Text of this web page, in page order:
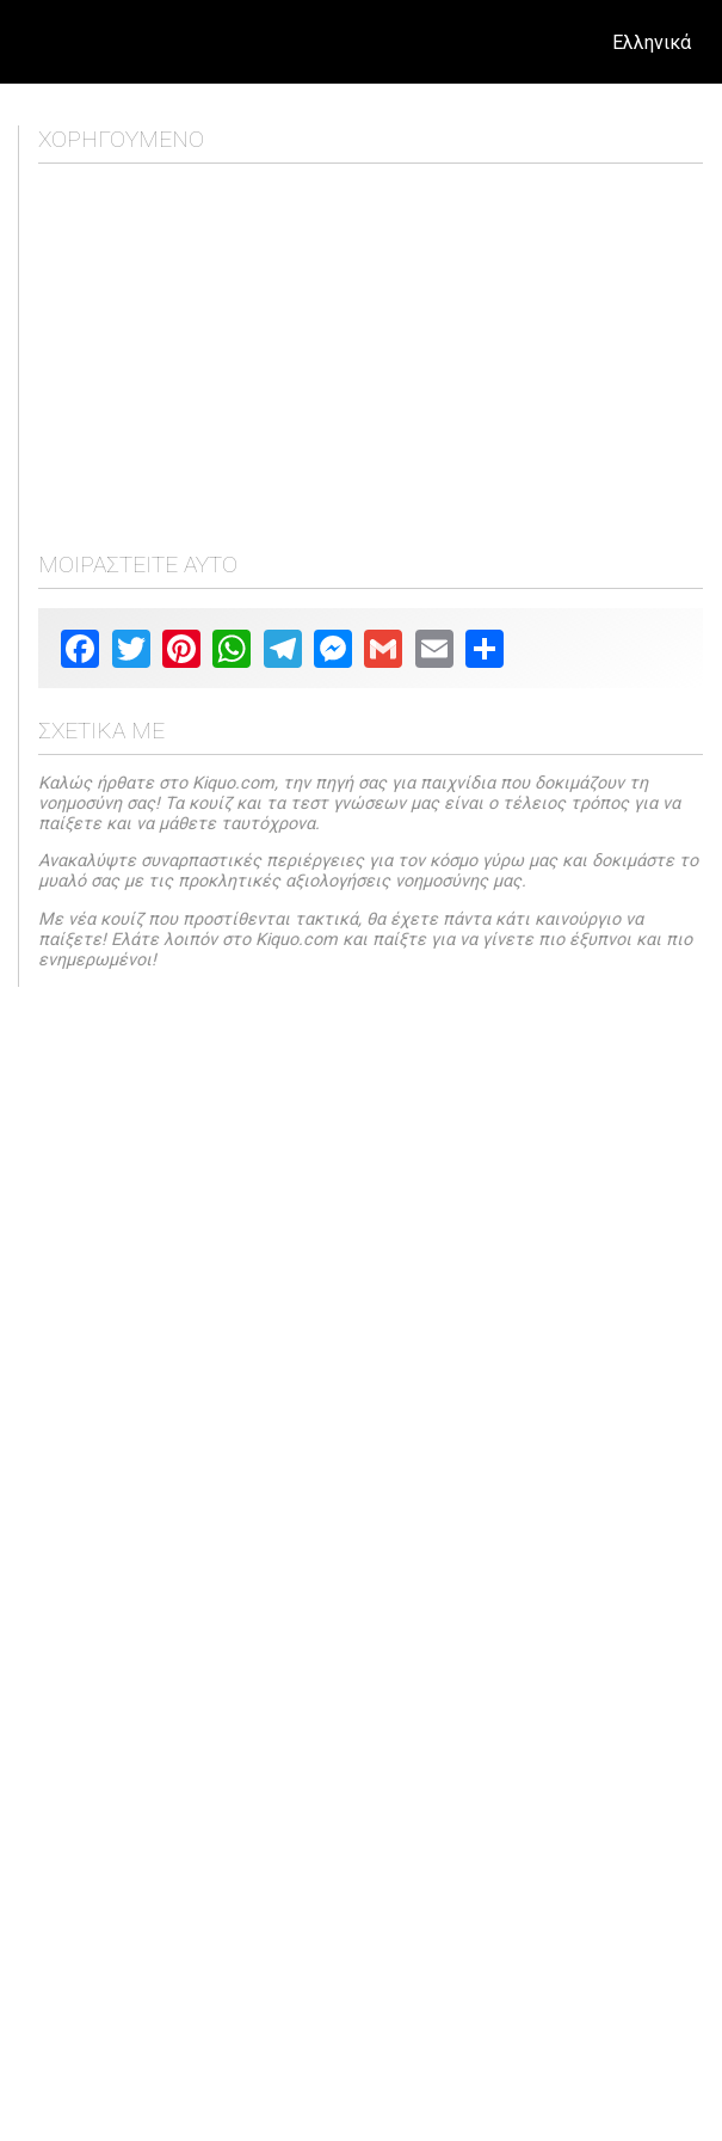
ΧΟΡΗΓΟΎΜΕΝΟ
ΜΟΙΡΑΣΤΕΊΤΕ ΑΥΤΌ
Facebook
TwitterPinterestWhatsAppTelegramMessenger
Gmail Email
ΣΧΕΤΙΚΆ ΜΕ
Καλώς ήρθατε στο Kiquo.com, την πηγή σας για παιχνίδια που δοκιμάζουν τη
νοημοσύνη σας! Τα κουίζ και τα τεστ γνώσεων μας είναι ο τέλειος τρόπος για να
παίξετε και να μάθετε ταυτόχρονα.
Ανακαλύψτε συναρπαστικές περιέργειες για τον κόσμο γύρω μας και δοκιμάστε το
μυαλό σας με τις προκλητικές αξιολογήσεις νοημοσύνης μας.
Με νέα κουίζ που προστίθενται τακτικά, θα έχετε πάντα κάτι καινούργιο να
παίξετε! Ελάτε λοιπόν στο Kiquo.com και παίξτε για να γίνετε πιο έξυπνοι και πιο
ενημερωμένοι!
Ελληνικά